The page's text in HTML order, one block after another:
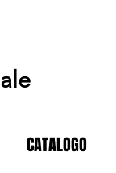
CATALOGO